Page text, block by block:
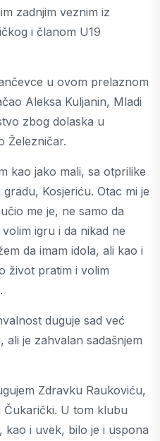
zadnjim veznim iz
i članom U19
u ovom prelaznom
Aleksa Kuljanin, Mladi
zbog dolaska u
Železničar.
kao jako mali, sa otprilike
Kosjeriću. Otac mi je
me je, ne samo da
igru i da nikad ne
da imam idola, ali kao i
život pratim i volim
duguje sad već
je zahvalan sadašnjem
Zdravku Raukoviću,
U tom klubu
kao i uvek, bilo je i uspona